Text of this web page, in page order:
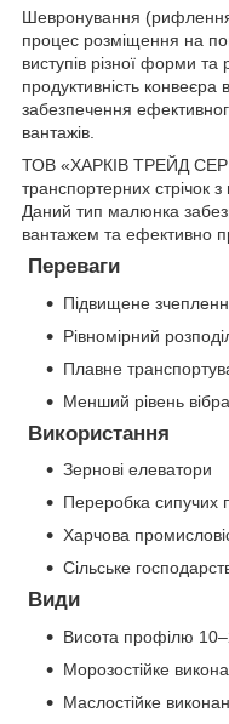
Шевронування
процес розміщення на
виступів різної форми
продуктивність конвеєра
забезпечення
вантажів.
ТОВ «ХАРКІВ ТРЕЙД
транспортерних стрічок
Даний тип малюнка
вантажем та ефективно
Переваги
Підвищене
Рівномірний
Плавне
Менший рівень
Використання
Зернові елеватори
Переробка сипучих
Харчова
Сільське
Види
Висота профілю
Морозостійке
Маслостійке